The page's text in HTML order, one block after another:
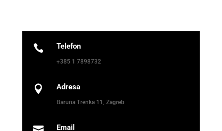
 Telefon
+385 1 7898732
 Adresa
Baruna Trenka 11, Zagreb
Email